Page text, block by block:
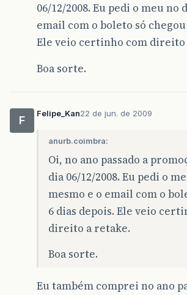
06/12/2008. Eu pedi o meu no
email com o boleto só
Ele veio certinho com direito
Boa sorte.
F
Felipe_Kan22 de jun. de 2009
anurb.coimbra:
Oi, no ano passado a
dia 06/12/2008. Eu pedi o
mesmo e o email com o
6 dias depois. Ele veio
direito a retake.
Boa sorte.
Eu também comprei no ano